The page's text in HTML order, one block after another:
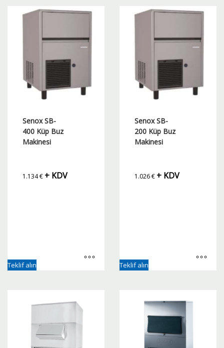
Senox SB-
400 Küp Buz
Makinesi
1.134€ + KDV
Teklif alın
Senox SB-
200 Küp Buz
Makinesi
1.026€ + KDV
Teklif alın